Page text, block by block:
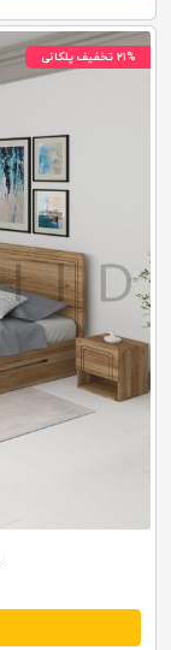
۲۱% تخفیف پلکانی